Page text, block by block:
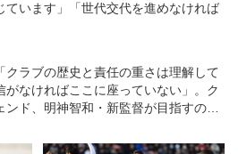
ています」「世代交代を進めなければ
クラブの歴史と責任の重さは理解して
がなければここに座っていない」。ク
ンド、明神智和・新監督が目指すのは